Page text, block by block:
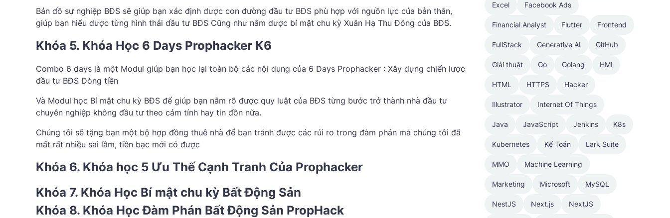
Bản đồ sự nghiệp BĐS sẽ giúp bạn xác định được con đường đầu tư BĐS phù hợp với nguồn lực của bản thân,
giúp bạn hiểu được từng hình thái đầu tư BĐS Cũng như nắm được bí mật chu kỳ Xuân Hạ Thu Đông của BĐS.
Khóa 5. Khóa Học 6 Days Prophacker K6
Combo 6 days là một Modul giúp bạn học lại toàn bộ các nội dung của 6 Days Prophacker : Xây dựng chiến lược
đầu tư BĐS Dòng tiền
Và Modul học Bí mật chu kỳ BĐS để giúp bạn nắm rõ được quy luật của BĐS từng bước trở thành nhà đầu tư
chuyên nghiệp không đầu tư theo cảm tính hay tin đồn nữa.
Chúng tôi sẽ tặng bạn một bộ hợp đồng thuê nhà để bạn tránh được các rủi ro trong đàm phán mà chúng tôi đã
mất rất nhiều sai lầm, tiền bạc mới có được
Khóa 6. Khóa học 5 Ưu Thế Cạnh Tranh Của Prophacker
Khóa 7. Khóa Học Bí mật chu kỳ Bất Động Sản
Khóa 8. Khóa Học Đàm Phán Bất Động Sản PropHack
Excel Facebook Ads
Financial Analyst Flutter Frontend
FullStack Generative AI GitHub
Giải thuật Go Golang HMI
HTML HTTPS Hacker
Illustrator Internet Of Things
Java JavaScript Jenkins K8s
Kubernetes Kế Toán Lark Suite
MMO Machine Learning
Marketing Microsoft MySQL
NestJS Next.js NextJS